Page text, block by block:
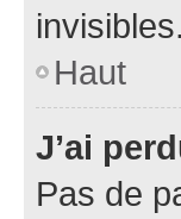
invisibles.
Haut
J’ai
Pas de